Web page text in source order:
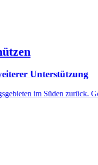
Unterstützung
im Süden